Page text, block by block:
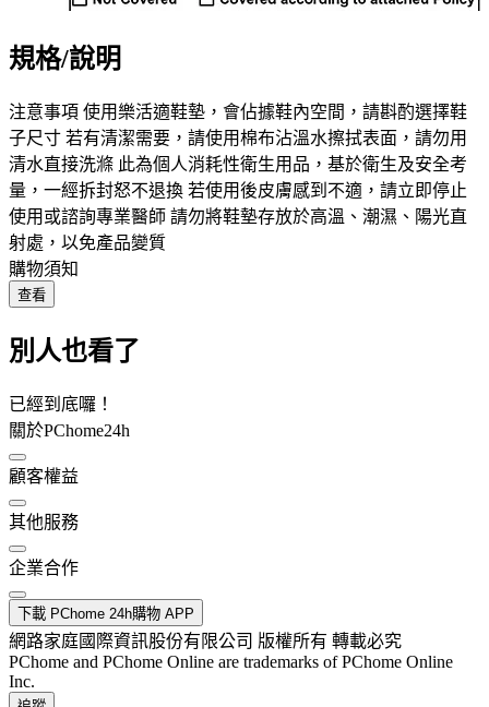
規格/說明
注意事項 使用樂活適鞋墊，會佔據鞋內空間，請斟酌選擇鞋
子尺寸 若有清潔需要，請使用棉布沾溫水擦拭表面，請勿用
清水直接洗滌 此為個人消耗性衛生用品，基於衛生及安全考
量，一經拆封怒不退換 若使用後皮膚感到不適，請立即停止
使用或諮詢專業醫師 請勿將鞋墊存放於高溫、潮濕、陽光直
射處，以免產品變質
購物須知
查看
別人也看了
已經到底囉！
關於PChome24h
顧客權益
其他服務
企業合作
下載 PChome 24h購物 APP
網路家庭國際資訊股份有限公司 版權所有 轉載必究
PChome and PChome Online are trademarks of PChome Online
Inc.